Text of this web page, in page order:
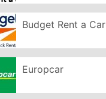
Budget Rent a Car
Europcar